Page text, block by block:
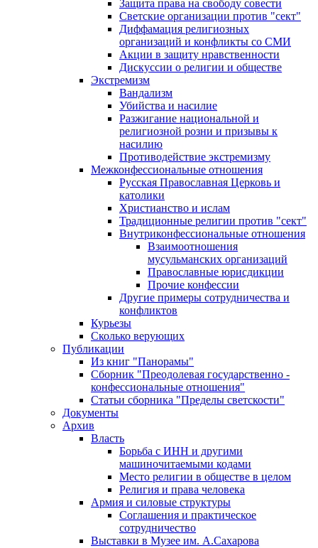
Защита права на свободу совести
Светские организации против "сект"
Диффамация религиозных
организаций и конфликты со СМИ
Акции в защиту нравственности
Дискуссии о религии и обществе
Экстремизм
Вандализм
Убийства и насилие
Разжигание национальной и
религиозной розни и призывы к
насилию
Противодействие экстремизму
Межконфессиональные отношения
Русская Православная Церковь и
католики
Христианство и ислам
Традиционные религии против "сект"
Внутриконфессиональные отношения
Взаимоотношения
мусульманских организаций
Православные юрисдикции
Прочие конфессии
Другие примеры сотрудничества и
конфликтов
Курьезы
Сколько верующих
Публикации
Из книг "Панорамы"
Сборник "Преодолевая государственно -
конфессиональные отношения"
Статьи сборника "Пределы светскости"
Документы
Архив
Власть
Борьба с ИНН и другими
машиночитаемыми кодами
Место религии в обществе в целом
Религия и права человека
Армия и силовые структуры
Соглашения и практическое
сотрудничество
Выставки в Музее им. А.Сахарова